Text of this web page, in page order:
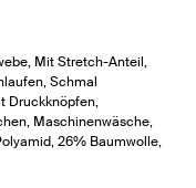
Mit Stretch-Anteil,
Schmal
Druckknöpfen,
Maschinenwäsche,
26% Baumwolle,